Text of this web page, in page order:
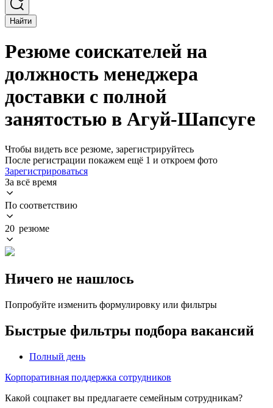
Найти
Резюме соискателей на
должность менеджера
доставки с полной
занятостью в Агуй-Шапсуге
Чтобы видеть все резюме, зарегистрируйтесь
После регистрации покажем ещё 1 и откроем фото
Зарегистрироваться
За всё время
По соответствию
20 резюме
Ничего не нашлось
Попробуйте изменить формулировку или фильтры
Быстрые фильтры подбора вакансий
Полный день
Корпоративная поддержка сотрудников
Какой соцпакет вы предлагаете семейным сотрудникам?